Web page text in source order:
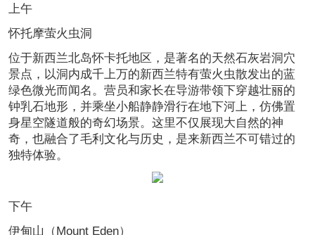
上午
怀托摩萤火虫洞
位于新西兰北岛怀卡托地区，是著名的天然石灰岩洞穴
景点，以洞内成千上万的新西兰特有萤火虫散发出的蓝
绿色微光而闻名。营员和家长在导游带领下穿越壮丽的
钟乳石地形，并乘坐小船静静滑行在地下河上，仿佛置
身星空隧道般的奇幻场景。这里不仅展现大自然的神
奇，也融合了毛利文化与历史，是来新西兰不可错过的
独特体验。
下午
伊甸山（Mount Eden）